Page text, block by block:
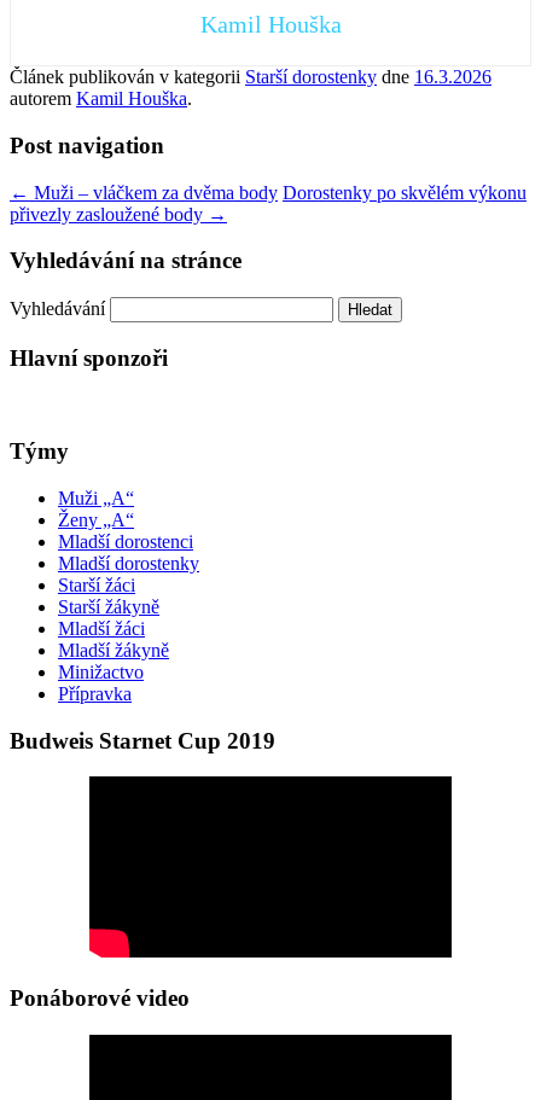
Kamil Houška
Článek publikován v kategorii Starší dorostenky dne 16.3.2026
autorem Kamil Houška.
Post navigation
← Muži – vláčkem za dvěma body Dorostenky po skvělém výkonu
přivezly zasloužené body →
Vyhledávání na stránce
Vyhledávání
Hlavní sponzoři
Týmy
Muži „A“
Ženy „A“
Mladší dorostenci
Mladší dorostenky
Starší žáci
Starší žákyně
Mladší žáci
Mladší žákyně
Minižactvo
Přípravka
Budweis Starnet Cup 2019
Ponáborové video